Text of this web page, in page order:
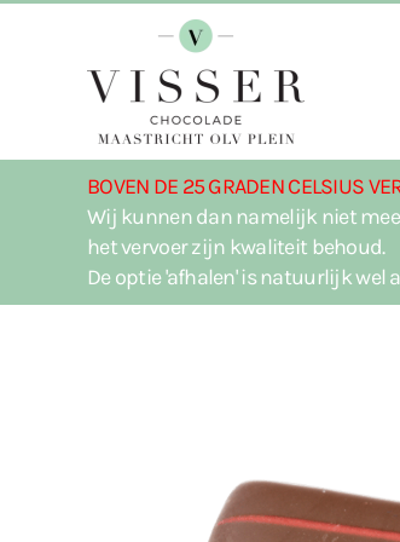
Terug naar hoofdinhoud
BOVEN DE 25 GRADEN CELSIUS
Wij kunnen dan namelijk niet
het vervoer zijn kwaliteit behoud.
De optie 'afhalen' is natuurlijk wel